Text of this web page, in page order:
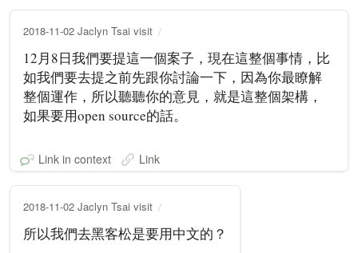
2018-11-02 Jaclyn Tsai visit
12月8日我們要提這一個案子，現在這整個事情，比
如我們要去提之前先跟你討論一下，因為你最瞭解
整個運作，所以聽聽你的意見，就是這整個架構，
如果要用open source的話。
Link in context Link
2018-11-02 Jaclyn Tsai visit
所以我們去黑客松是要用中文的？